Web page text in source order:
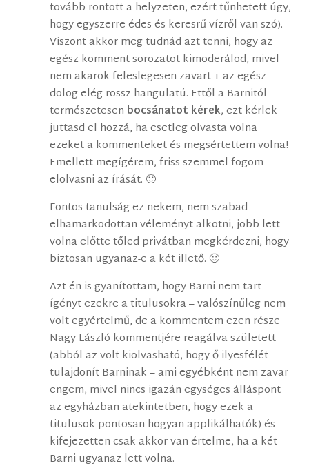
tovább rontott a helyzeten, ezért tűnhetett úgy,
hogy egyszerre édes és keresrű vízről van szó).
Viszont akkor meg tudnád azt tenni, hogy az
egész komment sorozatot kimoderálod, mivel
nem akarok feleslegesen zavart + az egész
dolog elég rossz hangulatú. Ettől a Barnitól
természetesen bocsánatot kérek, ezt kérlek
juttasd el hozzá, ha esetleg olvasta volna
ezeket a kommenteket és megsértettem volna!
Emellett megígérem, friss szemmel fogom
elolvasni az írását. 🙂
Fontos tanulság ez nekem, nem szabad
elhamarkodottan véleményt alkotni, jobb lett
volna előtte tőled privátban megkérdezni, hogy
biztosan ugyanaz-e a két illető. 🙂
Azt én is gyanítottam, hogy Barni nem tart
ígényt ezekre a titulusokra – valószínűleg nem
volt egyértelmű, de a kommentem ezen része
Nagy László kommentjére reagálva született
(abból az volt kiolvasható, hogy ő ilyesfélét
tulajdonít Barninak – ami egyébként nem zavar
engem, mivel nincs igazán egységes álláspont
az egyházban atekintetben, hogy ezek a
titulusok pontosan hogyan applikálhatók) és
kifejezetten csak akkor van értelme, ha a két
Barni ugyanaz lett volna.